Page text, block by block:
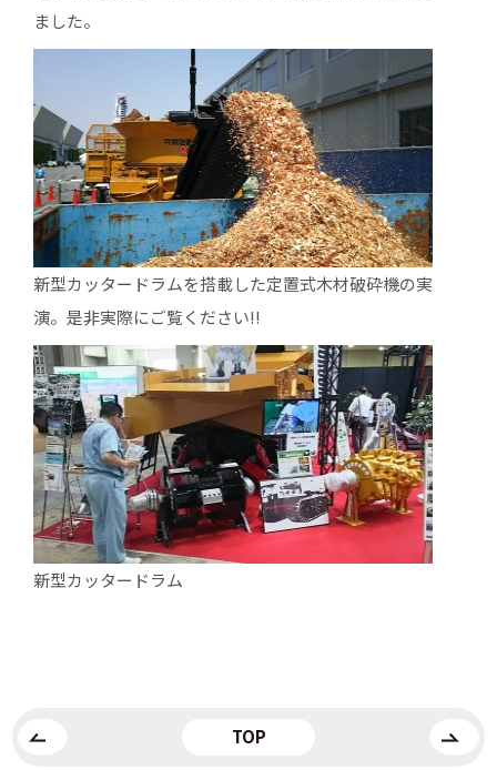
ました。
新型カッタードラムを搭載した定置式木材破砕機の実
演。是非実際にご覧ください!!
新型カッタードラム
TOP